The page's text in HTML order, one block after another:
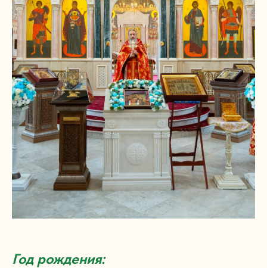
Год рождения: